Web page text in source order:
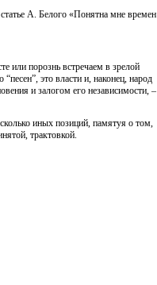
А. Белого «Понятна мне времен
или порознь встречаем в зрелой
это власти и, наконец, народ
и залогом его независимости, –
иных позиций, памятуя о том,
трактовкой.